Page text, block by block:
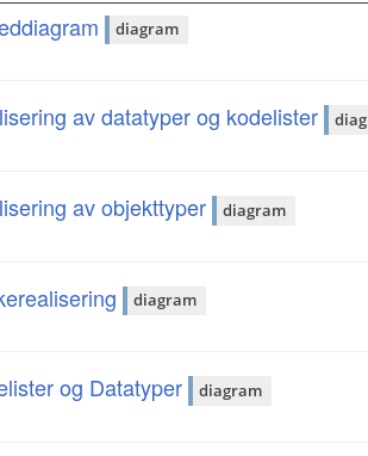
diagram
av datatyper og kodelister
av objekttyper diagram
diagram
og Datatyper diagram